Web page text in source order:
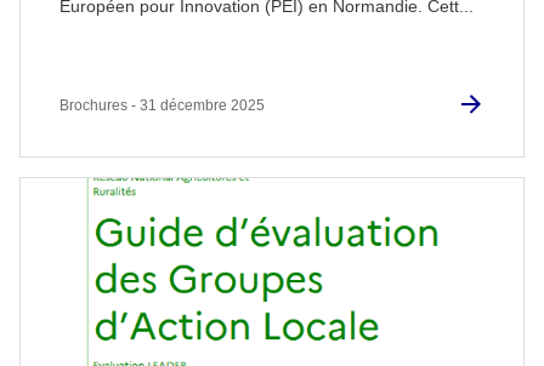
Européen pour Innovation (PEI) en Normandie. Cett...
Brochures - 31 décembre 2025